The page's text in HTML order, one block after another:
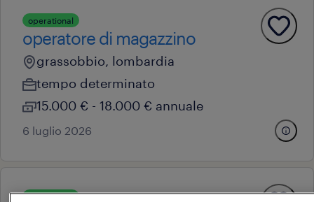
operational
operatore di magazzino
grassobbio, lombardia
tempo determinato
15.000 € - 18.000 € annuale
6 luglio 2026
operational